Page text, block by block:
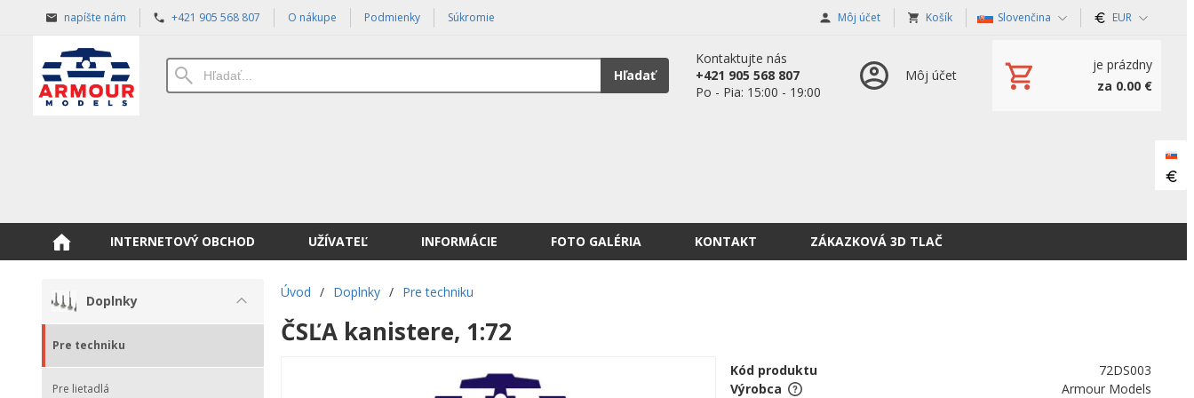
napíšte nám +421 905 568 807 O nákupe Podmienky Súkromie Môj účet Košík Slovenčina EUR
Hľadať
Kontaktujte nás
+421 905 568 807
Po - Pia: 15:00 - 19:00
Môj účet
je prázdny
za 0.00 €
INTERNETOVÝ OBCHOD UŽÍVATEĽ INFORMÁCIE FOTO GALÉRIA KONTAKT ZÁKAZKOVÁ 3D TLAČ
Doplnky
Pre techniku
Pre lietadlá
Úvod / Doplnky / Pre techniku
ČSĽA kanistere, 1:72
Kód produktu
72DS003
Výrobca
Armour Models